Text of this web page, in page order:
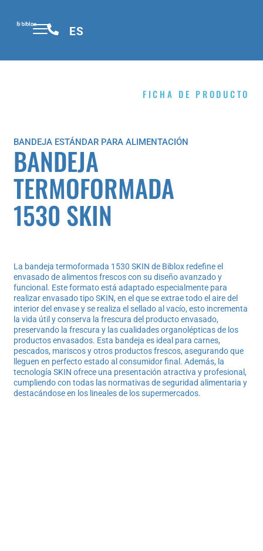
ES
FICHA DE PRODUCTO
BANDEJA ESTÁNDAR PARA ALIMENTACIÓN
BANDEJA
TERMOFORMADA
1530 SKIN
La bandeja termoformada 1530 SKIN de Biblox redefine el
envasado de alimentos frescos con su diseño avanzado y
funcional. Este formato está adaptado especialmente para
realizar envasado tipo SKIN, en el que se extrae todo el aire del
interior del envase y se realiza el sellado al vacío, esto incrementa
la vida útil y conserva la frescura del producto envasado,
preservando la frescura y las cualidades organolépticas de los
productos envasados. Esta bandeja es ideal para carnes,
pescados, mariscos y otros productos frescos, asegurando que
lleguen en perfecto estado al consumidor final. Además, la
tecnología SKIN ofrece una presentación atractiva y profesional,
cumpliendo con todas las normativas de seguridad alimentaria y
destacándose en los lineales de los supermercados.